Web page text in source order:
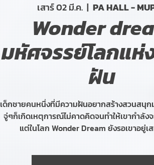
เสาร์ 02 มี.ค.
  |
PA HALL -
Wonder
มหัศจรรย์โลกแห่
ฝัน
เด็กชายคนหนึ่งที่มีความฝันอยากสร้างสวนสนุ
จู่ๆก็เกิดเหตุการณ์ไม่คาดคิดจนทำให้เขากำลัง
แต่ในโลก Wonder Dream ยังรอเขาอยู่